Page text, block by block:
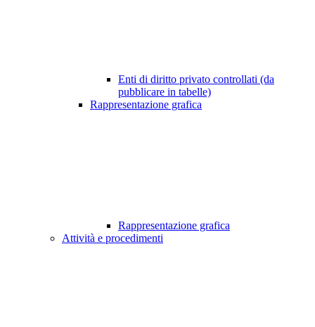
Enti di diritto privato controllati (da
pubblicare in tabelle)
Rappresentazione grafica
Rappresentazione grafica
Attività e procedimenti